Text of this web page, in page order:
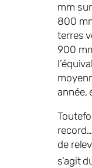
mm
800
terres
900
année,
de
s’agit